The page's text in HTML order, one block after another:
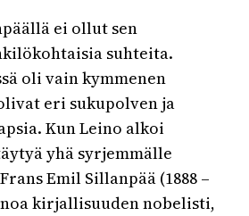
ei ollut sen
suhteita.
oli vain kymmenen
eri sukupolven ja
Kun Leino alkoi
yhä syrjemmälle
Emil Sillanpää (1888 –
kirjallisuuden nobelisti,